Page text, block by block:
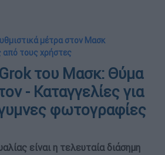
μέτρα στον Μασκ
από τους χρήστες
του Μασκ: Θύμα
- Καταγγελίες για
φωτογραφίες
είναι η τελευταία διάσημη